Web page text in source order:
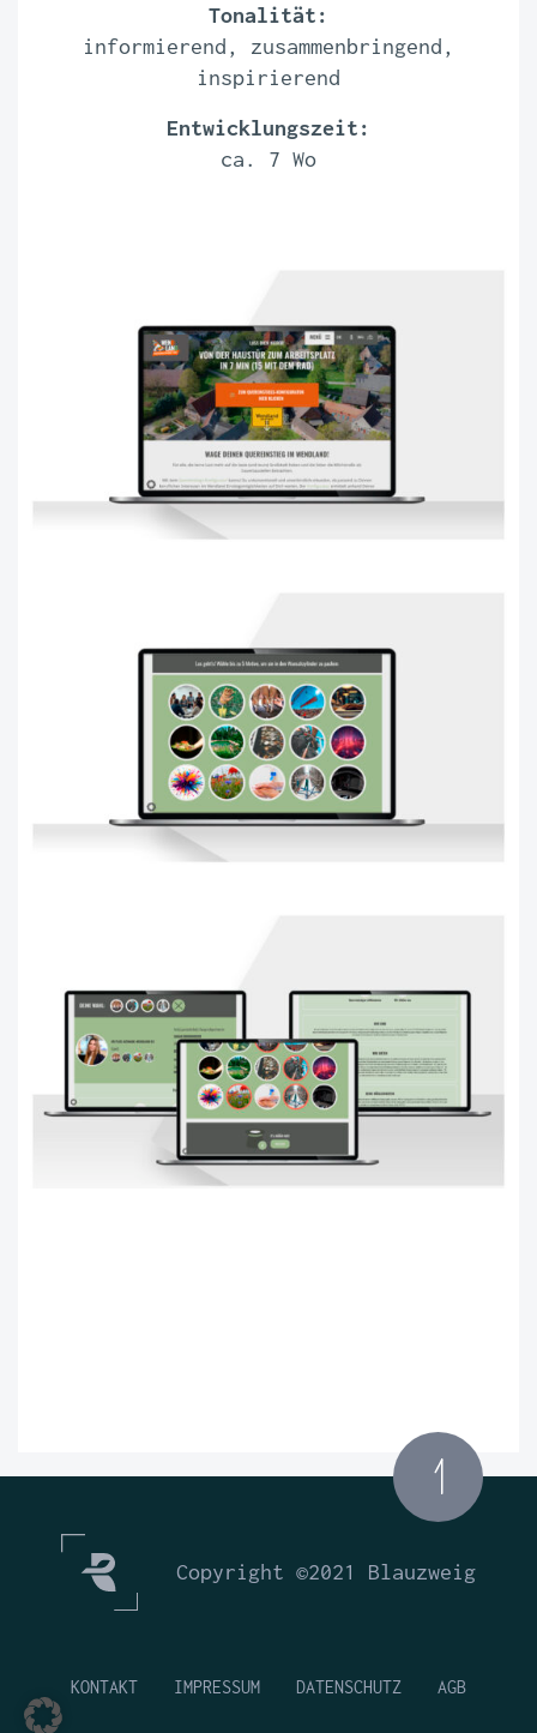
Tonalität:
informierend, zusammenbringend,
inspirierend
Entwicklungszeit:
ca. 7 Wo
Copyright ©2021 Blauzweig
KONTAKT IMPRESSUM DATENSCHUTZ AGB